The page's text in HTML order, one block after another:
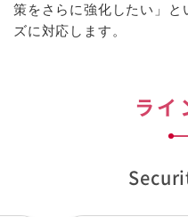
策をさらに強化したい」と
ズに対応します。
ライ